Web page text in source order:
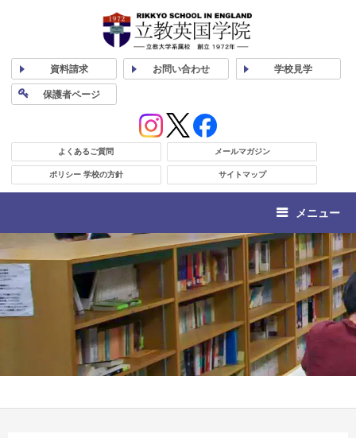
資料請求 お問い合わせ 学校見学
保護者ページ
よくあるご質問 メールマガジン
ポリシー 学校の方針 サイトマップ
メニュー